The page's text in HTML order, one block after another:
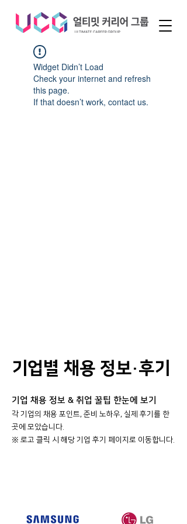
Widget Didn’t Load
Check your internet and refresh
this page.
If that doesn’t work, contact us.
기업별 채용 정보·후기
기업 채용 정보 & 취업 꿀팁 한눈에 보기
각 기업의 채용 포인트, 준비 노하우, 실제 후기를 한
곳에 모았습니다.
​※ 로고 클릭 시 해당 기업 후기 페이지로 이동합니다.